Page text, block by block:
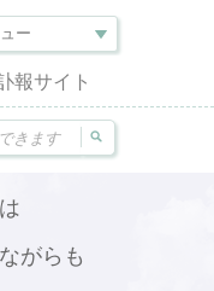
報サイト
がらも